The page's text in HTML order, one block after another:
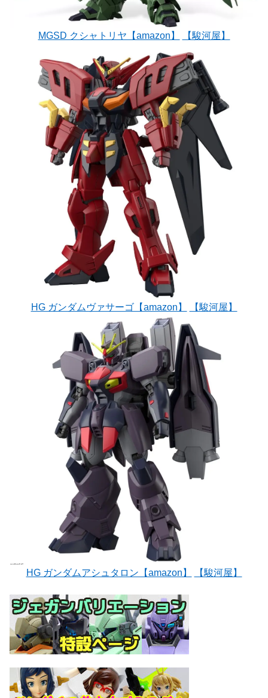
MGSD クシャトリヤ【amazon】 【駿河屋】
HG ガンダムヴァサーゴ【amazon】 【駿河屋】
HG ガンダムアシュタロン【amazon】 【駿河屋】